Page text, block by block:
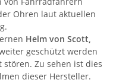
Ohren laut aktuellen
Helm von Scott,
geschützt werden
Zu sehen ist dies
dieser Hersteller.